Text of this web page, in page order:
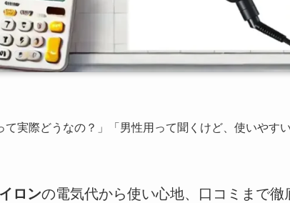
て実際どうなの？」「男性用って聞くけど、使いやす
ロンの電気代から使い心地、口コミまで徹